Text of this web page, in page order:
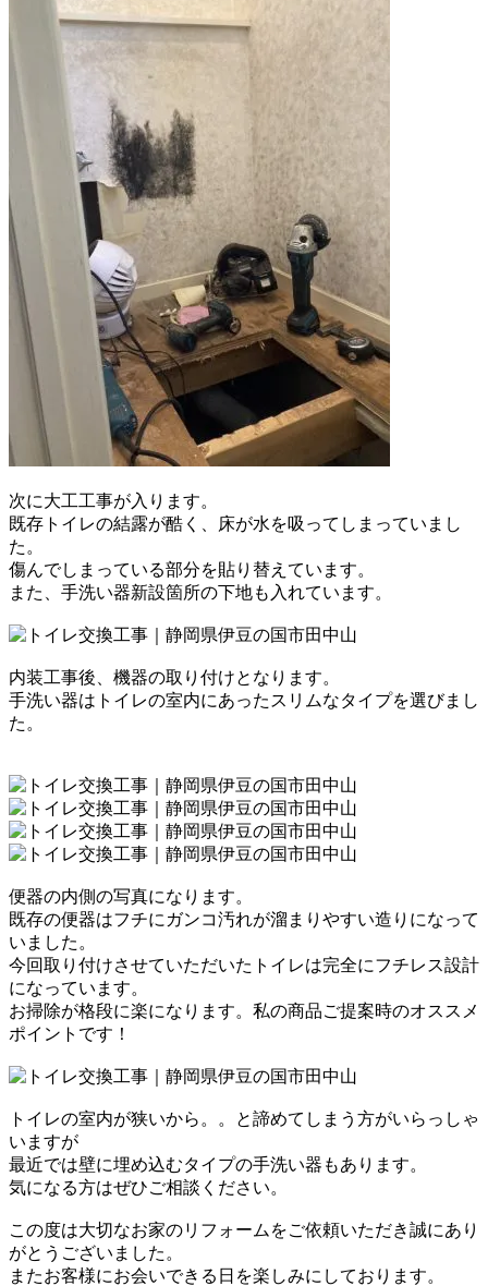
次に大工工事が入ります。
既存トイレの結露が酷く、床が水を吸ってしまっていまし
た。
傷んでしまっている部分を貼り替えています。
また、手洗い器新設箇所の下地も入れています。
内装工事後、機器の取り付けとなります。
手洗い器はトイレの室内にあったスリムなタイプを選びまし
た。
便器の内側の写真になります。
既存の便器はフチにガンコ汚れが溜まりやすい造りになって
いました。
今回取り付けさせていただいたトイレは完全にフチレス設計
になっています。
お掃除が格段に楽になります。私の商品ご提案時のオススメ
ポイントです！
トイレの室内が狭いから 。。
と諦めてしまう方がいらっしゃ
いますが
最近では壁に埋め込むタイプの手洗い器もあります。
気になる方はぜひご相談ください。
この度は大切なお家のリフォームをご依頼いただき誠にあり
がとうございました。
またお客様にお会いできる日を楽しみにしております。